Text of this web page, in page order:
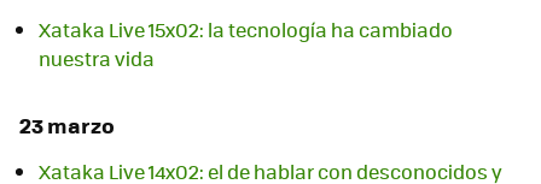
Xataka Live 15x02: la tecnología ha cambiado
nuestra vida
23 marzo
Xataka Live 14x02: el de hablar con desconocidos y